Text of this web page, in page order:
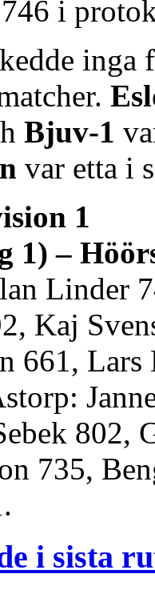
i
Bjuv-1
var etta i
1
1) –
Linder
Kaj
661,
802,
735,
i sista